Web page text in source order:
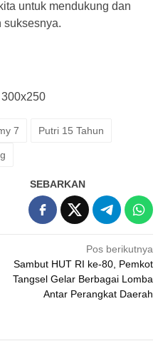
untuk mendukung dan
suksesnya.
7 Putri 15 Tahun
SEBARKAN
Pos berikutnya
Sambut HUT RI ke-80, Pemkot
Tangsel Gelar Berbagai Lomba
Antar Perangkat Daerah